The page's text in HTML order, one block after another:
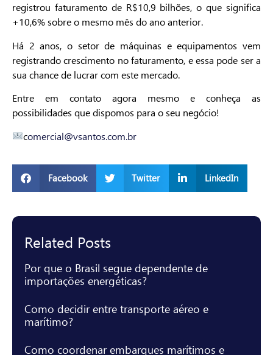
registrou faturamento de R$10,9 bilhões, o que significa
+10,6% sobre o mesmo mês do ano anterior.
Há 2 anos, o setor de máquinas e equipamentos vem
registrando crescimento no faturamento, e essa pode ser a
sua chance de lucrar com este mercado.
Entre em contato agora mesmo e conheça as
possibilidades que dispomos para o seu negócio!
comercial@vsantos.com.br
Facebook Twitter LinkedIn
Related Posts
Por que o Brasil segue dependente de
importações energéticas?
Como decidir entre transporte aéreo e
marítimo?
Como coordenar embarques marítimos e